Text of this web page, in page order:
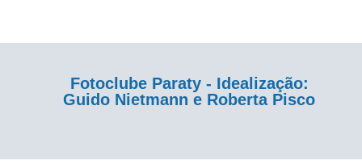
Fotoclube Paraty - Idealização:
Guido Nietmann e Roberta Pisco